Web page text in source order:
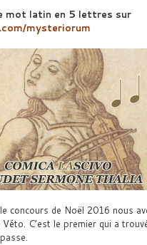
mot latin en 5 lettres sur
mysteriorum
concours de Noël 2016 nous
Véto. C’est le premier qui a